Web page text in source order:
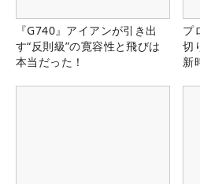
『G740』アイアンが引き出
す“反則級”の寛容性と飛びは
本当だった！
プ
切
新